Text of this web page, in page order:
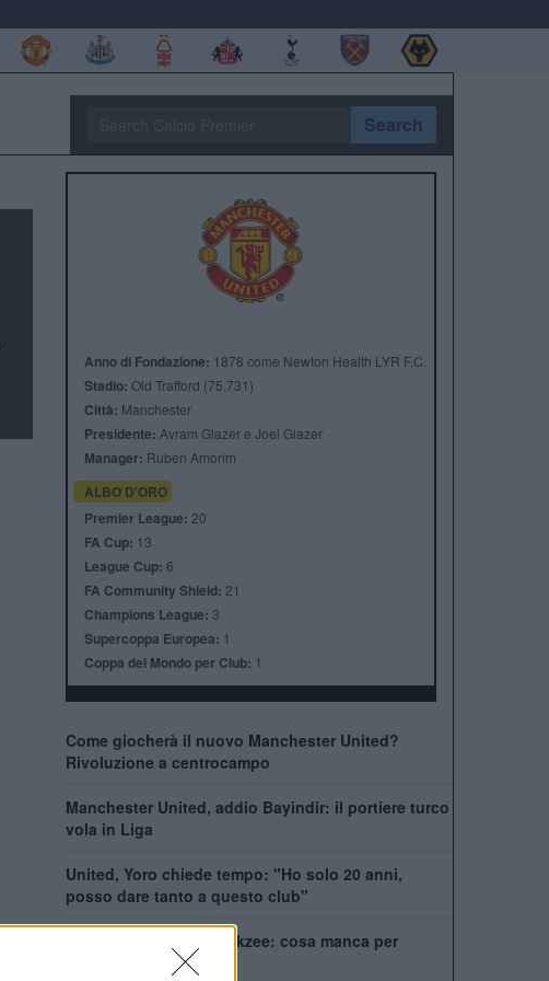
Search
Anno di Fondazione: 1878 come Newton Health LYR F.C.
Stadio: Old Trafford (75.731)
Città: Manchester
Presidente: Avram Glazer e Joel Glazer
Manager: Ruben Amorim
ALBO D'ORO
Premier League: 20
FA Cup: 13
League Cup: 6
FA Community Shield: 21
Champions League: 3
Supercoppa Europea: 1
Coppa del Mondo per Club: 1
Come giocherà il nuovo Manchester United?
Rivoluzione a centrocampo
Manchester United, addio Bayindir: il portiere turco
vola in Liga
United, Yoro chiede tempo: "Ho solo 20 anni,
posso dare tanto a questo club"
La Juventus ha il si Zirkzee: cosa manca per